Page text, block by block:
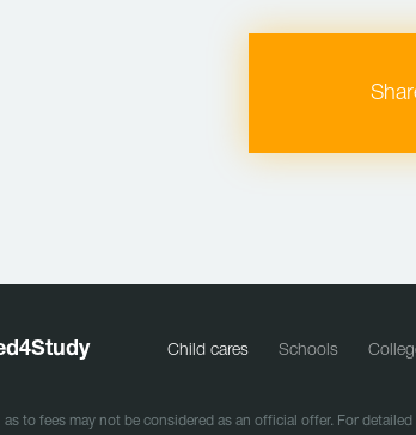
4Study Child cares Schools
to fees may not be considered as an official offer. For